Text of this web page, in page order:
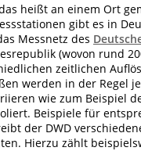
heißt an einem Ort
gibt es in
Messnetz des
(wovon rund
zeitlichen
werden in der Regel
wie zum Beispiel
Beispiele für
der DWD
Hierzu zählt